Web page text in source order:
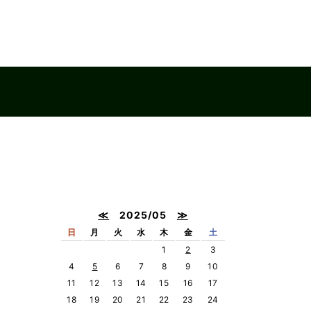
≪ 2025/05 ≫
日 月 火 水 木 金
土
1
2
3
4
5 6 7 8 9
10
11
12 13 14 15 16
17
18
19 20 21 22 23
24